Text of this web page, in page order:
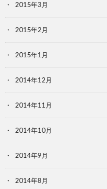
2015年3月
2015年2月
2015年1月
2014年12月
2014年11月
2014年10月
2014年9月
2014年8月